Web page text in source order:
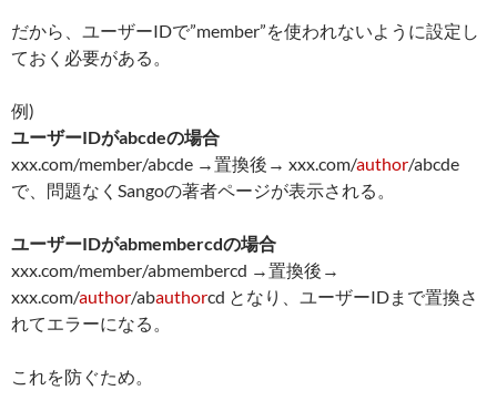
だから、ユーザーIDで”member”を使われないように設定し
ておく必要がある。
例)
ユーザーIDがabcdeの場合
xxx.com/member/abcde →置換後→ xxx.com/author/abcde
で、問題なくSangoの著者ページが表示される。
ユーザーIDがabmembercdの場合
xxx.com/member/abmembercd →置換後→
xxx.com/author/abauthorcd となり、ユーザーIDまで置換さ
れてエラーになる。
これを防ぐため。